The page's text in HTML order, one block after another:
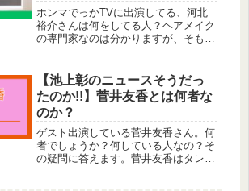
人？
ホンマでっかTVに出演してる、河北
裕介さんは何をしてる人？ヘアメイク
の専門家なのは分かりますが、そもそ
裕介はヘアメイクアーティストです。
コスメブランドも立ち上げている。
こ...
【池上彰のニュースそうだっ
たのか!!】菅井友香とは何者な
のか？
ゲスト出演している菅井友香さん。何
者でしょうか？何している人なの？そ
の疑問に答えます。菅井友香はタレン